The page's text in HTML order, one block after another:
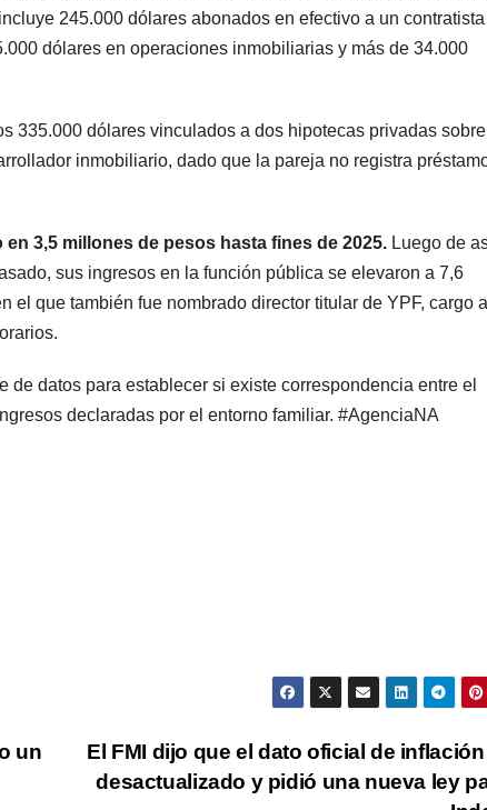
245.000 dólares abonados en efectivo a un
dólares en operaciones inmobiliarias y más de 34.000
335.000 dólares vinculados a dos hipotecas privadas sobre
inmobiliario, dado que la pareja no registra
3,5 millones de pesos hasta fines de 2025. Luego de
sus ingresos en la función pública se elevaron a 7,6
el que también fue nombrado director titular de YPF, cargo
datos para establecer si existe correspondencia entre el
declaradas por el entorno familiar. #AgenciaNA
El FMI dijo que el dato oficial de
desactualizado y pidió una nueva ley
un